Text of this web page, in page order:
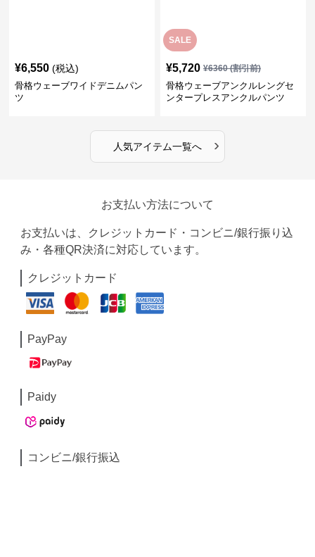
¥6,550 (税込)
骨格ウェーブワイドデニムパン
ツ
SALE
¥5,720 ¥6360(割引前)
骨格ウェーブアンクルレングセ
ンタープレスアンクルパンツ
人気アイテム一覧へ ›
お支払い方法について
お支払いは、クレジットカード・コンビニ/銀行振り込
み・各種QR決済に対応しています。
クレジットカード
PayPay
Paidy
コンビニ/銀行振込